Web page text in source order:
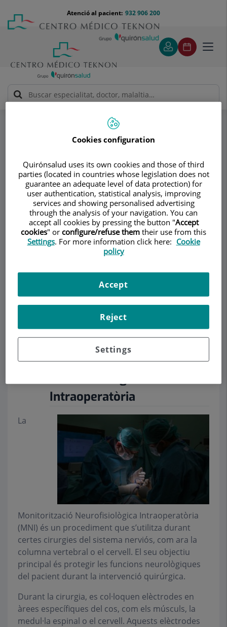
contingut
Menú
teléfono
cabecera
932 906 200
Atenció al pacient:
NEUROCLÍNICA QUIRÚRGICA BARCELONA - Dr. Roberto
Monitorització Neurofisiològica Intraoperatòria
Consultori
NQ NEUROCLÍNICA
QUIRÚRGICA
BARCELONA - Dr.
Roberto Lastra
NEUROCIRURGIA
EquipContacte
Demanar Cita
Monitorització
Intraoperatòria
La
Monitorització Neurofisiològica Intraoperatòria
(MNI) és un procediment que s’utilitza durant
certes cirurgies del sistema nerviós, com ara la
columna vertebral o el cervell. El seu objectiu
principal és protegir les funcions neurològiques
del pacient durant la intervenció quirúrgica.
Durant la cirurgia, es col·loquen elèctrodes en
àrees específiques del cos, com els músculs, la
medul·la espinal o el cervell. Aquests elèctrodes
Cookies configuration
Quirónsalud uses its own cookies and those of third
parties (located in countries whose legislation does not
guarantee an adequate level of data protection) for
user authentication, statistical analysis, improving
services and showing personalised advertising
through the analysis of your navigation. You can
accept all cookies by pressing the button "Accept
cookies" or configure/refuse them their use from this
Settings. For more information click here: Cookie
policy
Settings
Reject
Accept